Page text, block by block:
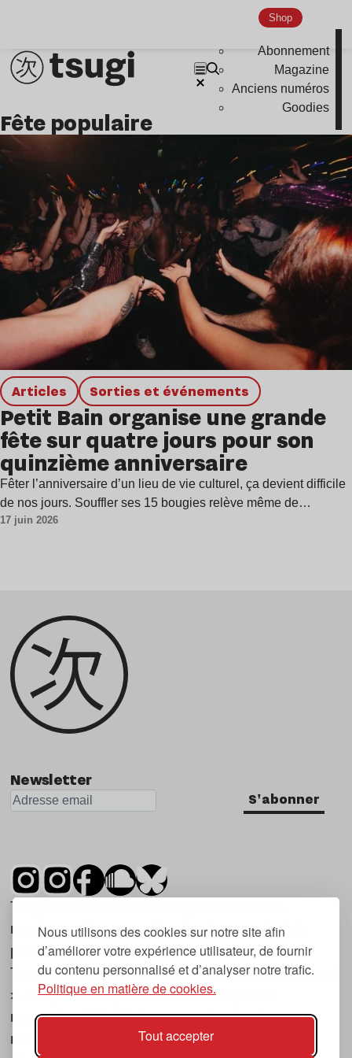
Nous utilisons des cookies sur notre site afin
d’améliorer votre expérience utilisateur, de fournir
du contenu personnalisé et d’analyser notre trafic.
Politique en matière de cookies.
Tout accepter
Shop
Abonnement
Magazine
Anciens numéros
Goodies
fête populaire
Articles Sorties et événements
Petit Bain organise une grande
fête sur quatre jours pour son
quinzième anniversaire
Fêter l’anniversaire d’un lieu de vie culturel, ça devient difficile
de nos jours. Souffler ses 15 bougies relève même de…
17 juin 2026
Newsletter
S'abonner
Tsugi est un mensuel indépendant sur la
musique et les nouvelles tendances, dont la
première parution date de 2007.
Tsugi en japonais signifie « prochain », « suivant
», ce qui correspond à la thématique du
magazine, à l’affût des nouvelles tendances
musicales, qu’elles viennent de la musique